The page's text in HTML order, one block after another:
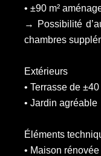
• ±90 m²
→ Possibilité
chambres
Extérieurs
• Terrasse de
• Jardin agréable
Éléments
• Maison rénovée